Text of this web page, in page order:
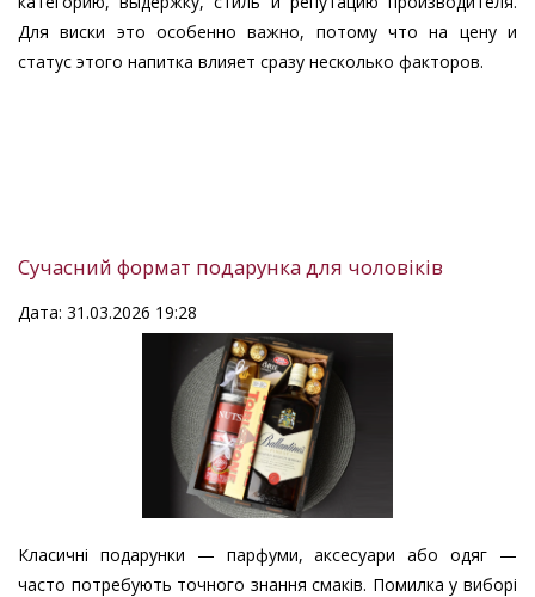
Для виски это особенно важно, потому что на цену и
статус этого напитка влияет сразу несколько факторов.
Сучасний формат подарунка для чоловіків
Дата: 31.03.2026 19:28
Класичні подарунки — парфуми, аксесуари або одяг —
часто потребують точного знання смаків. Помилка у виборі